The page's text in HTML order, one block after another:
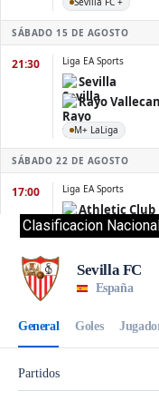
Clasificacion